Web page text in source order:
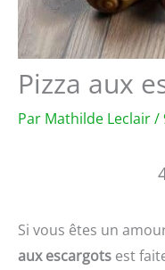
Pizza aux
Par Mathilde Leclair/
Si vous êtes un
aux escargots est